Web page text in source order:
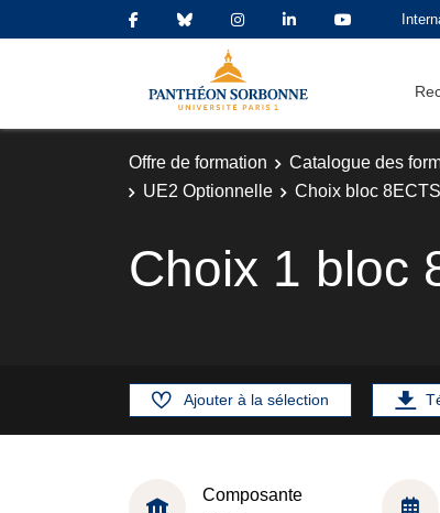
Offre de formation Catalogue des
UE2 Optionnelle
Choix bloc
Choix 1 bloc
Ajouter à la sélection
Composante